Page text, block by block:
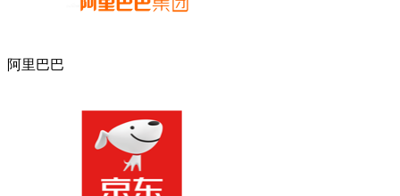
阿里巴巴